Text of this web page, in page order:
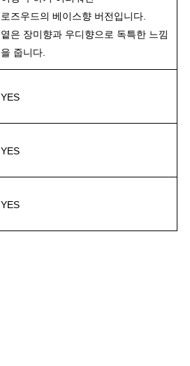
로즈우드의 베이스향 버전입니다.
옅은 장미향과 우디향으로 독특한 느낌
을 줍니다.
YES
YES
YES